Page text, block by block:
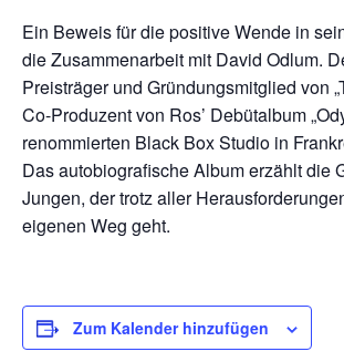
Ein Beweis für die positive Wende in
die Zusammenarbeit mit David Odlum.
Preisträger und Gründungsmitglied von
Co-Produzent von Ros’ Debütalbum
renommierten Black Box Studio in
Das autobiografische Album erzählt die
Jungen, der trotz aller
eigenen Weg geht.
Zum Kalender hinzufügen